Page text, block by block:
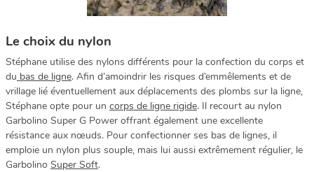
Le choix du nylon
Stéphane utilise des nylons différents pour la confection du corps et
du bas de ligne. Afin d’amoindrir les risques d’emmêlements et de
vrillage lié éventuellement aux déplacements des plombs sur la ligne,
Stéphane opte pour un corps de ligne rigide. Il recourt au nylon
Garbolino Super G Power offrant également une excellente
résistance aux nœuds. Pour confectionner ses bas de lignes, il
emploie un nylon plus souple, mais lui aussi extrêmement régulier, le
Garbolino Super Soft.